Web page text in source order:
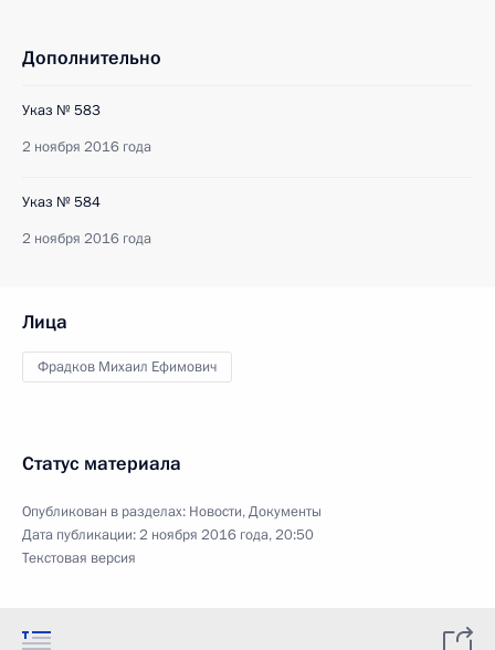
Дополнительно
Указ № 583
2 ноября 2016 года
Указ № 584
2 ноября 2016 года
Лица
Фрадков Михаил Ефимович
Статус материала
Опубликован в разделах: Новости,Документы
Дата публикации:2 ноября 2016 года, 20:50
Текстовая версия